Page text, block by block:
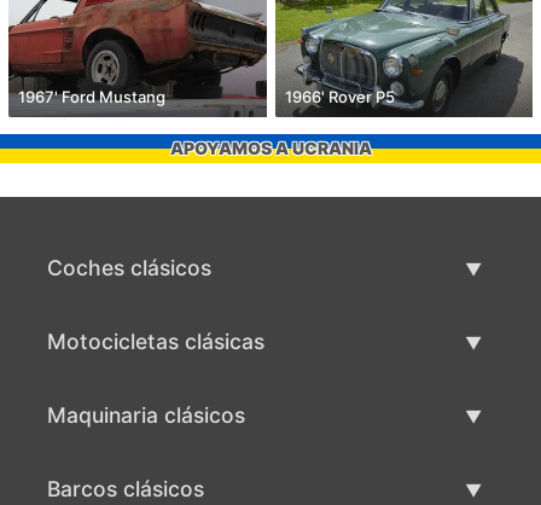
1967' Ford Mustang 1966' Rover P5
APOYAMOS A UCRANIA
Coches clásicos
Motocicletas clásicas
Maquinaria clásicos
Barcos clásicos